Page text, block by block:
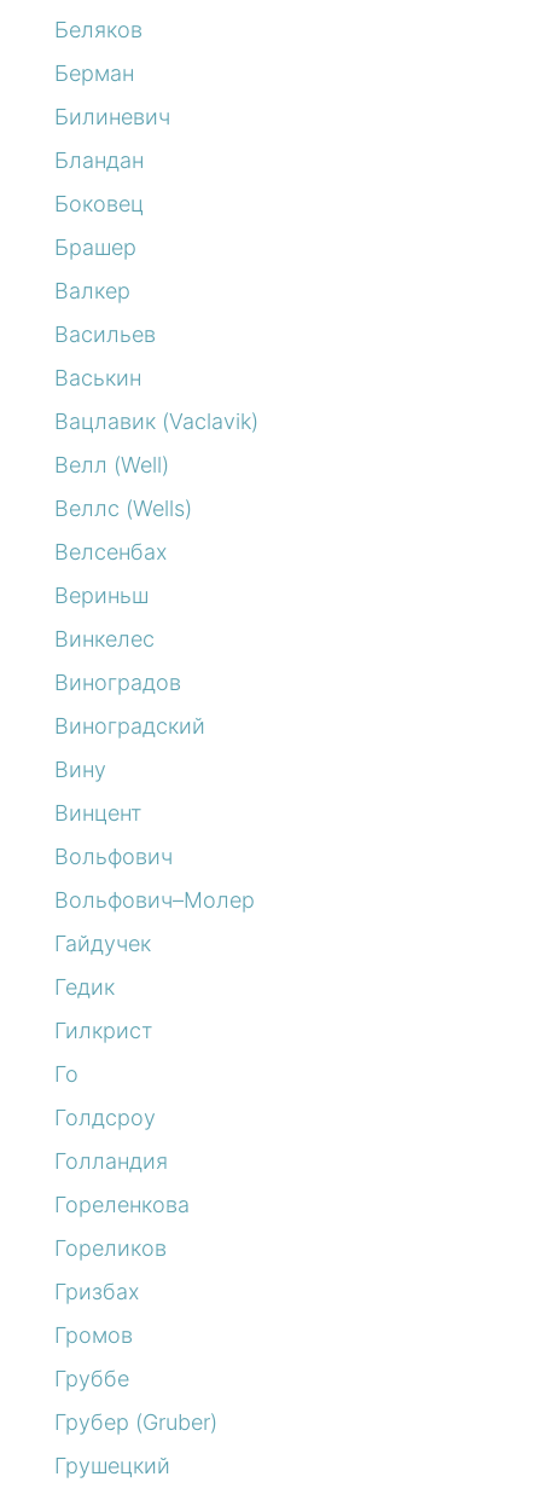
Беляков
Берман
Билиневич
Бландан
Боковец
Брашер
Валкер
Васильев
Васькин
Вацлавик (Vaclavik)
Велл (Well)
Веллс (Wells)
Велсенбах
Вериньш
Винкелес
Виноградов
Виноградский
Вину
Винцент
Вольфович
Вольфович–Молер
Гайдучек
Гедик
Гилкрист
Го
Голдсроу
Голландия
Гореленкова
Гореликов
Гризбах
Громов
Груббе
Грубер (Gruber)
Грушецкий